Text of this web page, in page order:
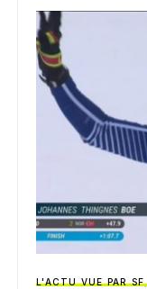
L'ACTU VUE PAR SF